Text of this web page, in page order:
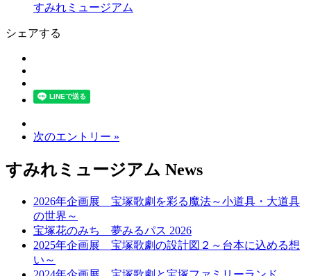
すみれミュージアム
シェアする
次のエントリー »
すみれミュージアム News
2026年企画展 宝塚歌劇を彩る魔法～小道具・大道具
の世界～
宝塚花のみち 夢みるパス 2026
2025年企画展 宝塚歌劇の設計図２～台本に込める想
い～